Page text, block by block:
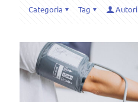
Categoria Tag Autori